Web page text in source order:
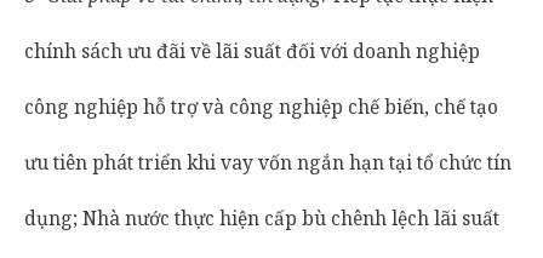
chính sách ưu đãi về lãi suất đối với doanh nghiệp
công nghiệp hỗ trợ và công nghiệp chế biến, chế tạo
ưu tiên phát triển khi vay vốn ngắn hạn tại tổ chức tín
dụng; Nhà nước thực hiện cấp bù chênh lệch lãi suất